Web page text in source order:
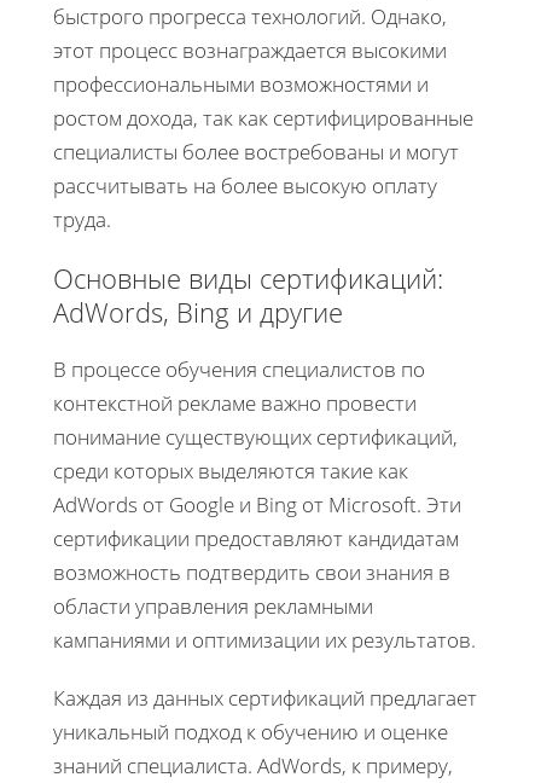
быстрого прогресса технологий. Однако,
этот процесс вознаграждается высокими
профессиональными возможностями и
ростом дохода, так как сертифицированные
специалисты более востребованы и могут
рассчитывать на более высокую оплату
труда.
Основные виды сертификаций:
AdWords, Bing и другие
В процессе обучения специалистов по
контекстной рекламе важно провести
понимание существующих сертификаций,
среди которых выделяются такие как
AdWords от Google и Bing от Microsoft. Эти
сертификации предоставляют кандидатам
возможность подтвердить свои знания в
области управления рекламными
кампаниями и оптимизации их результатов.
Каждая из данных сертификаций предлагает
уникальный подход к обучению и оценке
знаний специалиста. AdWords, к примеру,